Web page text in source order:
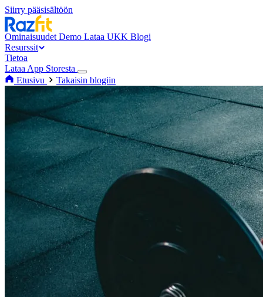
Siirry pääsisältöön
Ominaisuudet Demo Lataa UKK Blogi
Resurssit
Tietoa
Lataa App Storesta
Etusivu
Takaisin blogiin